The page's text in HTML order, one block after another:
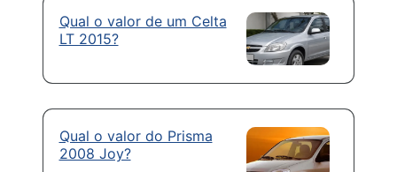
Qual o valor de um Celta
LT 2015?
Qual o valor do Prisma
2008 Joy?